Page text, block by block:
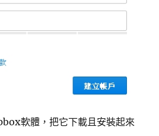
軟體，把它下載且安裝起來